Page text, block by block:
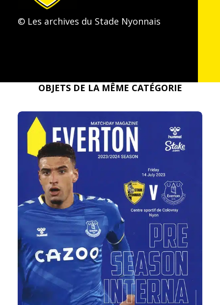
© Les archives du Stade Nyonnais
OBJETS DE LA MÊME CATÉGORIE